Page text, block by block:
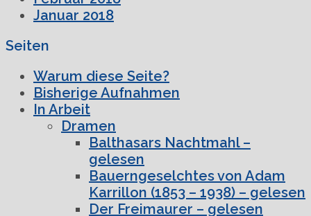
Januar 2018
Seiten
Warum diese Seite?
Bisherige Aufnahmen
In Arbeit
Dramen
Balthasars Nachtmahl –
gelesen
Bauerngeselchtes von Adam
Karrillon (1853 – 1938) – gelesen
Der Freimaurer – gelesen